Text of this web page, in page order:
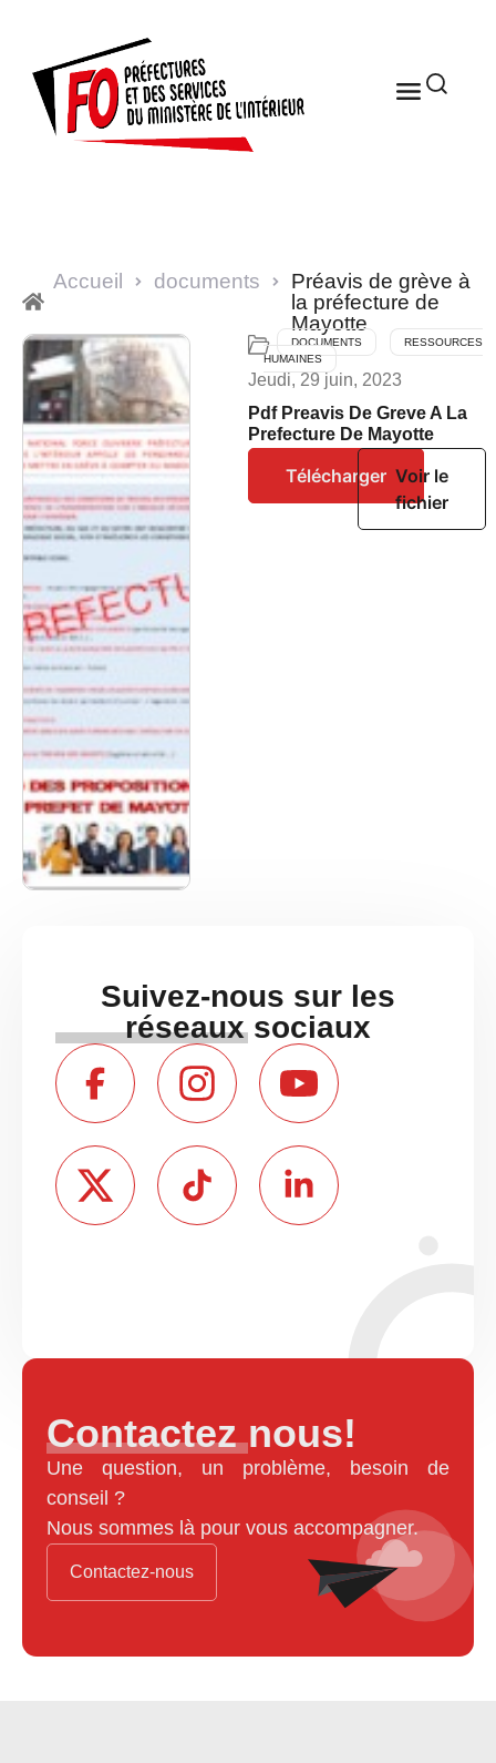
Accueil documents
Préavis de grève à
la préfecture de
Mayotte
DOCUMENTS
RESSOURCES
HUMAINES
Jeudi, 29 juin, 2023
Pdf Preavis De Greve A La
Prefecture De Mayotte
Télécharger Voir le
fichier
Suivez-nous sur les
réseaux sociaux
Contactez nous!
Une question, un problème, besoin de
conseil ?
Nous sommes là pour vous accompagner.
Contactez-nous